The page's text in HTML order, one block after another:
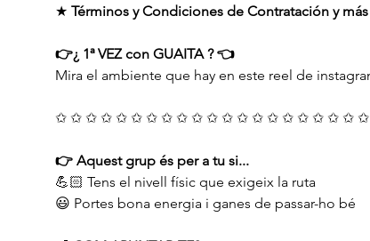
★ Términos y Condiciones de Contratación y más
👉¿ 1ª VEZ con GUAITA ? 👈
Mira el ambiente que hay en este reel de
✩ ✩ ✩ ✩ ✩ ✩ ✩ ✩ ✩ ✩ ✩ ✩ ✩ ✩ ✩ ✩ ✩ ✩ ✩ ✩
👉 Aquest grup és per a tu si...
💪🏻 Tens el nivell físic que exigeix ​​la ruta
😃 Portes bona energia i ganes de passar-ho bé